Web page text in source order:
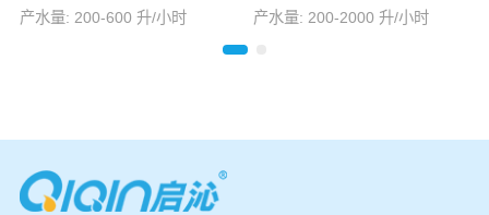
产水量: 200-600 升/小时 产水量: 200-2000 升/小时